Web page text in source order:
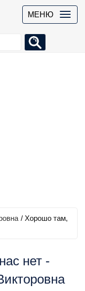
МЕНЮ
/ Хорошо там,
нет -